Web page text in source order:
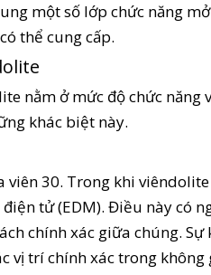
một số lớp chức năng
thể cung cấp.
nằm ở mức độ chức năng
khác biệt này.
30. Trong khi
tử (EDM). Điều này có
chính xác giữa chúng.
vị trí chính xác trong